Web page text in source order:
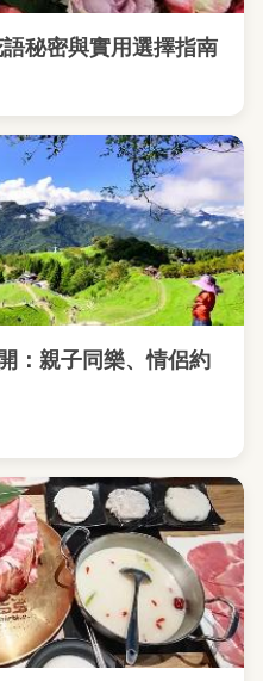
秘密與實用選擇指南
：親子同樂、情侶約